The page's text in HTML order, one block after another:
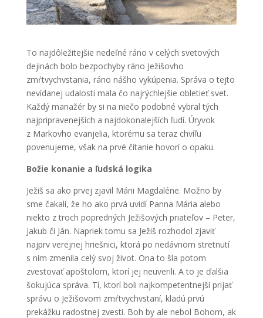
To najdôležitejšie nedeľné ráno v celých svetových
dejinách bolo bezpochyby ráno Ježišovho
zmŕtvychvstania, ráno nášho vykúpenia. Správa o tejto
nevídanej udalosti mala čo najrýchlejšie obletieť svet.
Každý manažér by si na niečo podobné vybral tých
najpripravenejších a najdokonalejších ľudí. Úryvok
z Markovho evanjelia, ktorému sa teraz chvíľu
povenujeme, však na prvé čítanie hovorí o opaku.
Božie konanie a ľudská logika
Ježiš sa ako prvej zjavil Márii Magdaléne. Možno by
sme čakali, že ho ako prvá uvidí Panna Mária alebo
niekto z troch popredných Ježišových priateľov – Peter,
Jakub či Ján. Napriek tomu sa Ježiš rozhodol zjaviť
najprv verejnej hriešnici, ktorá po nedávnom stretnutí
s ním zmenila celý svoj život. Ona to šla potom
zvestovať apoštolom, ktorí jej neuverili. A to je ďalšia
šokujúca správa. Tí, ktorí boli najkompetentnejší prijať
správu o Ježišovom zmŕtvychvstaní, kladú prvú
prekážku radostnej zvesti. Boh by ale nebol Bohom, ak